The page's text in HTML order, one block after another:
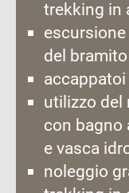
trekking in
del
utilizzo del
con bagno
e vasca
noleggio